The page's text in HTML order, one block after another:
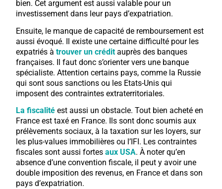
bien. Cet argument est aussi valable pour un
investissement dans leur pays d’expatriation.
Ensuite, le manque de capacité de remboursement est
aussi évoqué. Il existe une certaine difficulté pour les
expatriés àtrouver un crédit auprès des banques
françaises. Il faut donc s’orienter vers une banque
spécialiste. Attention certains pays, comme la Russie
qui sont sous sanctions ou les Etats-Unis qui
imposent des contraintes extraterritoriales.
La fiscalité est aussi un obstacle. Tout bien acheté en
France est taxé en France. Ils sont donc soumis aux
prélèvements sociaux, à la taxation sur les loyers, sur
les plus-values immobilières ou l’IFI. Les contraintes
fiscales sont aussi fortesaux USA. À noter qu’en
absence d’une convention fiscale, il peut y avoir une
double imposition des revenus, en France et dans son
pays d’expatriation.